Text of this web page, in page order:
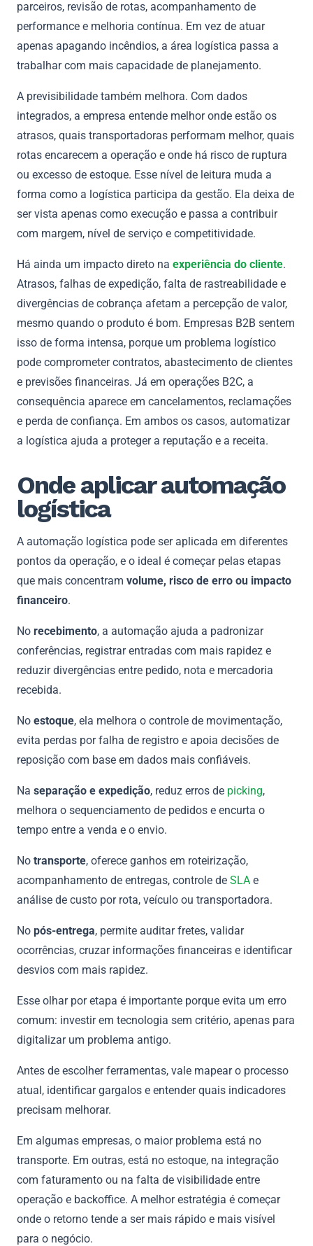
parceiros, revisão de rotas, acompanhamento de
performance e melhoria contínua. Em vez de atuar
apenas apagando incêndios, a área logística passa a
trabalhar com mais capacidade de planejamento.
A previsibilidade também melhora. Com dados
integrados, a empresa entende melhor onde estão os
atrasos, quais transportadoras performam melhor, quais
rotas encarecem a operação e onde há risco de ruptura
ou excesso de estoque. Esse nível de leitura muda a
forma como a logística participa da gestão. Ela deixa de
ser vista apenas como execução e passa a contribuir
com margem, nível de serviço e competitividade.
Há ainda um impacto direto na experiência do cliente.
Atrasos, falhas de expedição, falta de rastreabilidade e
divergências de cobrança afetam a percepção de valor,
mesmo quando o produto é bom. Empresas B2B sentem
isso de forma intensa, porque um problema logístico
pode comprometer contratos, abastecimento de clientes
e previsões financeiras. Já em operações B2C, a
consequência aparece em cancelamentos, reclamações
e perda de confiança. Em ambos os casos, automatizar
a logística ajuda a proteger a reputação e a receita.
Onde aplicar automação
logística
A automação logística pode ser aplicada em diferentes
pontos da operação, e o ideal é começar pelas etapas
que mais concentram volume, risco de erro ou impacto
financeiro.
No recebimento, a automação ajuda a padronizar
conferências, registrar entradas com mais rapidez e
reduzir divergências entre pedido, nota e mercadoria
recebida.
No estoque, ela melhora o controle de movimentação,
evita perdas por falha de registro e apoia decisões de
reposição com base em dados mais confiáveis.
Na separação e expedição, reduz erros de picking,
melhora o sequenciamento de pedidos e encurta o
tempo entre a venda e o envio.
No transporte, oferece ganhos em roteirização,
acompanhamento de entregas, controle de SLA e
análise de custo por rota, veículo ou transportadora.
No pós-entrega, permite auditar fretes, validar
ocorrências, cruzar informações financeiras e identificar
desvios com mais rapidez.
Esse olhar por etapa é importante porque evita um erro
comum: investir em tecnologia sem critério, apenas para
digitalizar um problema antigo.
Antes de escolher ferramentas, vale mapear o processo
atual, identificar gargalos e entender quais indicadores
precisam melhorar.
Em algumas empresas, o maior problema está no
transporte. Em outras, está no estoque, na integração
com faturamento ou na falta de visibilidade entre
operação e backoffice. A melhor estratégia é começar
onde o retorno tende a ser mais rápido e mais visível
para o negócio.